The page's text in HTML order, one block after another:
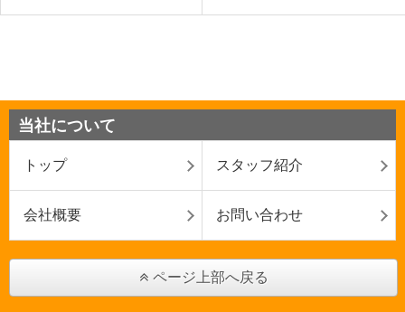
当社について
トップ スタッフ紹介
会社概要 お問い合わせ
ページ上部へ戻る